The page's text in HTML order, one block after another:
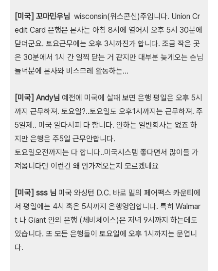
[미국] 꼬마민우님 wisconsin(위스콘신)주입니다. Union Cr
edit Card 은행은 본사는 아침 8시에 열어서 오후 5시 30분에
닫더군요. 토요근무에는 오후 3시까진가 합니다. 조금 작은 곳
은 30분에서 1시 간 일찍 닫는 거 같지만 대부분 늦게오는 손님
들덕분에 본사와 비스므레 활동하는...
[미국] Andy님 예전에 미국에 살때 보면 은행 평일은 오후 5시
까지 근무하져. 토요일?..토요일도 오후1시까지는 근무하져. 주
5일제.. 미국 알다시피 다 합니다. 안하는 일반회사는 없죠 하
지만 은행은 주5일 근무안합니다.
토요일오전까지는 다 합니다..미국시스템 좋다면서 많이들 가
져옵니다만 이런건 왜 안가져오는지 모르겠네요
[미국] sss 님 미국 와싱턴 D.C. 바로 밑의 페어팩스 카운티에
서 평일에는 4시 혹은 5시까지 은행영업합니다. 특히 Walmar
t 나 Giant 안의 은행 (체비체이스)은 저녁 9시까지 하는데도
있습니다. 또 모든 은행들이 토요일에 오후 1시까지는 문엽니
다.